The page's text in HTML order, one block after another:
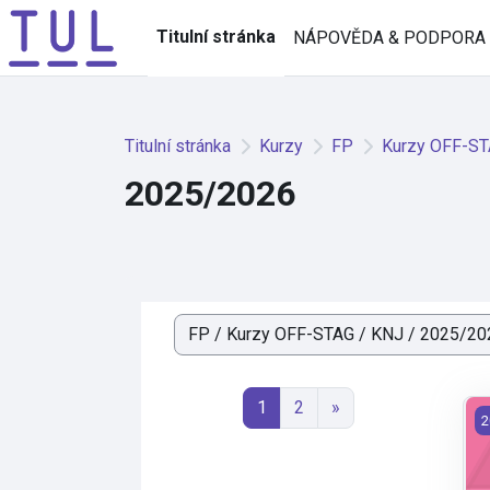
Přejít k hlavnímu obsahu
Titulní stránka
NÁPOVĚDA & PODPORA
Titulní stránka Kurzy FP Kurzy OFF-
2025/2026
Kategorie kurzů
1 Stránka 1
2 Stránka 2
»